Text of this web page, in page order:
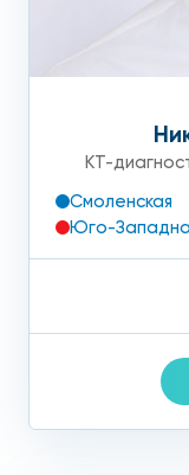
КТ-
Смоленская
Юго-